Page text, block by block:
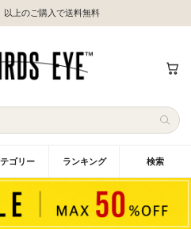
以上のご購入で送料無料
ゴリー ランキング 検索